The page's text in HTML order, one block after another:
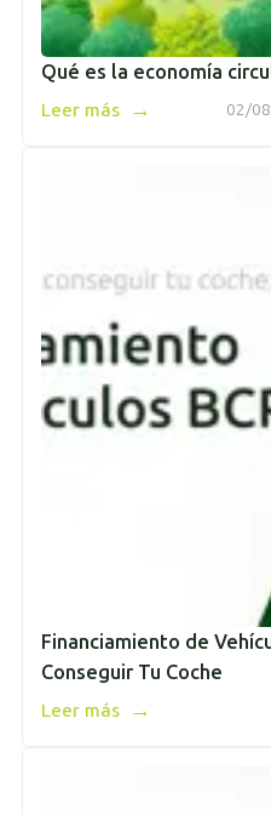
Qué es la economía
02/
Leer más →
Financiamiento de
Conseguir Tu Coche
Leer más →